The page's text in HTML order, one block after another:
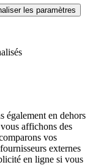
les paramètres
également en dehors
affichons des
vos
externes
en ligne si vous